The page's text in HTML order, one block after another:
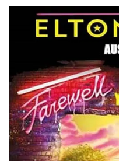
スコーピオンズ / 2024年6月
*NEW RELEASE (最新約3ヶ月)
マネスキン / 2024年6月9日
*NEW RELEASE (最新約3ヶ月)
リアム・ギャラガー / 2024
全収録！
*NEW RELEASE (最新約3ヶ月)
メガデス / 2023年8月4日 ド
*NEW RELEASE (最新約3ヶ月)
ユーライア・ヒープ / 2023
全収録！